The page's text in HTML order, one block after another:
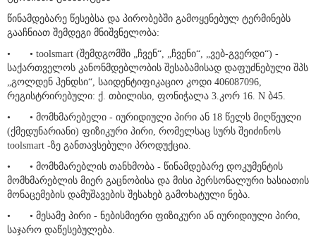
ტერმინთა განმარტება
წინამდებარე წესებსა და პირობებში გამოყენებულ ტერმინებს
გააჩნიათ შემდეგი მნიშვნელობა:
•
• toolsmart (შემდგომში „ჩვენ“, „ჩვენი“, „ვებ-გვერდი“) -
საქართველოს კანონმდებლობის შესაბამისად დაფუძნებული შპს
„გოლდენ ჰენდსი“, საიდენტიფიკაციო კოდი 406087096,
რეგისტრირებული: ქ. თბილისი, ფონიჭალა 3.კორ 16. N ბ45.
•
• მომხმარებელი - იურიდიული პირი ან 18 წელს მიღწეული
(ქმედუნარიანი) ფიზიკური პირი, რომელსაც სურს შეიძინოს
toolsmart -ზე განთავსებული პროდუქცია.
•
• მომხმარებლის თანხმობა - წინამდებარე დოკუმენტის
მომხმარებლის მიერ გაცნობისა და მისი პერსონალური ხასიათის
მონაცემების დამუშავების შესახებ გამოხატული ნება.
•
• მესამე პირი - ნებისმიერი ფიზიკური ან იურიდიული პირი,
საჯარო დაწესებულება.